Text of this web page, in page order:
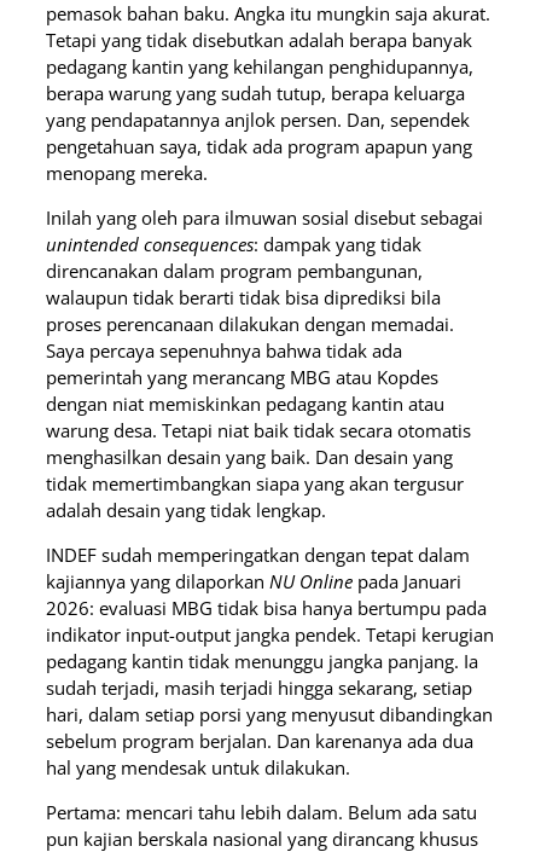
pemasok bahan baku. Angka itu mungkin saja akurat.
Tetapi yang tidak disebutkan adalah berapa banyak
pedagang kantin yang kehilangan penghidupannya,
berapa warung yang sudah tutup, berapa keluarga
yang pendapatannya anjlok persen. Dan, sependek
pengetahuan saya, tidak ada program apapun yang
menopang mereka.
Inilah yang oleh para ilmuwan sosial disebut sebagai
unintended consequences: dampak yang tidak
direncanakan dalam program pembangunan,
walaupun tidak berarti tidak bisa diprediksi bila
proses perencanaan dilakukan dengan memadai.
Saya percaya sepenuhnya bahwa tidak ada
pemerintah yang merancang MBG atau Kopdes
dengan niat memiskinkan pedagang kantin atau
warung desa. Tetapi niat baik tidak secara otomatis
menghasilkan desain yang baik. Dan desain yang
tidak memertimbangkan siapa yang akan tergusur
adalah desain yang tidak lengkap.
INDEF sudah memperingatkan dengan tepat dalam
kajiannya yang dilaporkan NU Online pada Januari
2026: evaluasi MBG tidak bisa hanya bertumpu pada
indikator input-output jangka pendek. Tetapi kerugian
pedagang kantin tidak menunggu jangka panjang. Ia
sudah terjadi, masih terjadi hingga sekarang, setiap
hari, dalam setiap porsi yang menyusut dibandingkan
sebelum program berjalan. Dan karenanya ada dua
hal yang mendesak untuk dilakukan.
Pertama: mencari tahu lebih dalam. Belum ada satu
pun kajian berskala nasional yang dirancang khusus